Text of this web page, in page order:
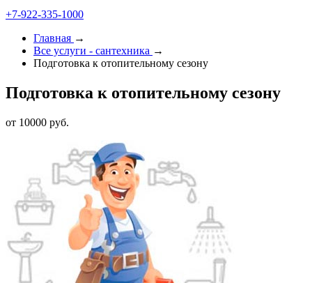
+7-922-335-1000
Главная →
Все услуги - cантехника →
Подготовка к отопительному сезону
Подготовка к отопительному сезону
от 10000 руб.